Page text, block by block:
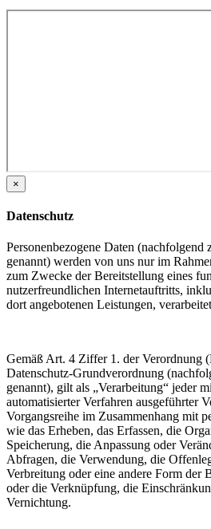
×
Datenschutz
Personenbezogene Daten (nachfolgend
genannt) werden von uns nur im
zum Zwecke der Bereitstellung eines
nutzerfreundlichen Internetauftritts,
dort angebotenen Leistungen,
Gemäß Art. 4 Ziffer 1. der Verordnung
Datenschutz-Grundverordnung
genannt), gilt als „Verarbeitung“ jeder
automatisierter Verfahren ausgeführter
Vorgangsreihe im Zusammenhang mit
wie das Erheben, das Erfassen, die
Speicherung, die Anpassung oder
Abfragen, die Verwendung, die
Verbreitung oder eine andere Form der
oder die Verknüpfung, die
Vernichtung.